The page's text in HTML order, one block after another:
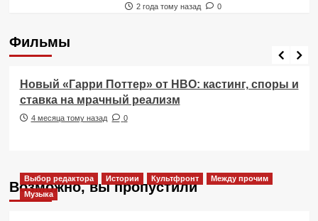
2 года тому назад 0
Фильмы
Фильмы
Новый «Гарри Поттер» от HBO: кастинг, споры и
ставка на мрачный реализм
4 месяца тому назад 0
Возможно, вы пропустили
Выбор редактора Истории Культфронт
Между прочим
Музыка